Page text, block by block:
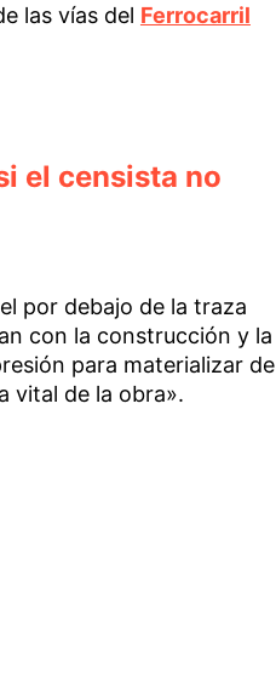
las vías del Ferrocarril
el censista no
por debajo de la traza
con la construcción y la
para materializar de
vital de la obra».